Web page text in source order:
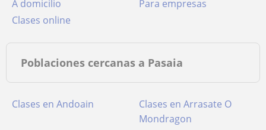
a domicilio
para empresas
clases online
Poblaciones cercanas a Pasaia
Clases en Andoain
Clases en Arrasate O
Mondragon